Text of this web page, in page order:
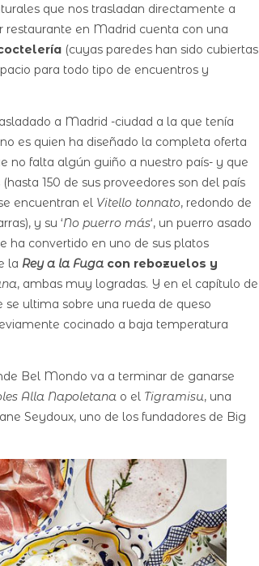
que nos trasladan directamente a
restaurante en Madrid cuenta con una
(cuyas paredes han sido cubiertas
para todo tipo de encuentros y
a Madrid -ciudad a la que tenía
es quien ha diseñado la completa oferta
no falta algún guiño a nuestro país- y que
150 de sus proveedores son del país
encuentran el Vitello tonnato, redondo de
y su ‘No puerro más‘, un puerro asado
ha convertido en uno de sus platos
la Rey a la Fuga con rebozuelos y
, ambas muy logradas. Y en el capítulo de
ultima sobre una rueda de queso
cocinado a baja temperatura
Bel Mondo va a terminar de ganarse
Alla Napoletana o el Tigramisu, una
Seydoux, uno de los fundadores de Big